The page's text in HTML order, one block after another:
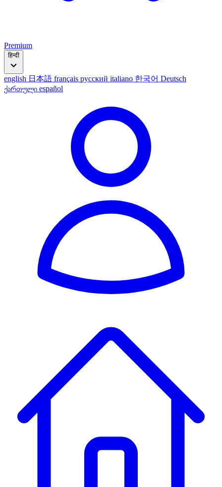
Premium
हिन्दी
english 日本語 français русский italiano 한국어 Deutsch
ქართული español